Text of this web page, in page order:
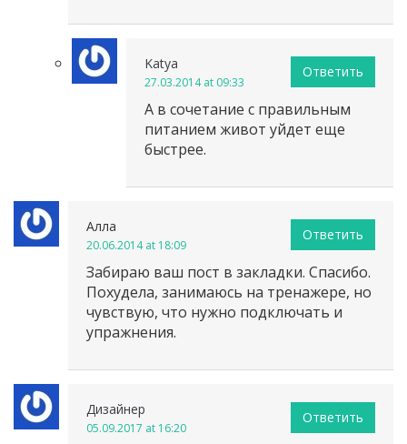
Katya
27.03.2014 at 09:33
А в сочетание с правильным
питанием живот уйдет еще
быстрее.
Ответить
Алла
20.06.2014 at 18:09
Забираю ваш пост в закладки. Спасибо.
Похудела, занимаюсь на тренажере, но
чувствую, что нужно подключать и
упражнения.
Ответить
Дизайнер
05.09.2017 at 16:20
Ответить